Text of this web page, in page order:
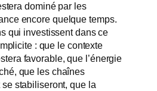
dominé par les
encore quelque temps.
qui investissent dans ce
: que le contexte
favorable, que l’énergie
que les chaînes
stabiliseront, que la